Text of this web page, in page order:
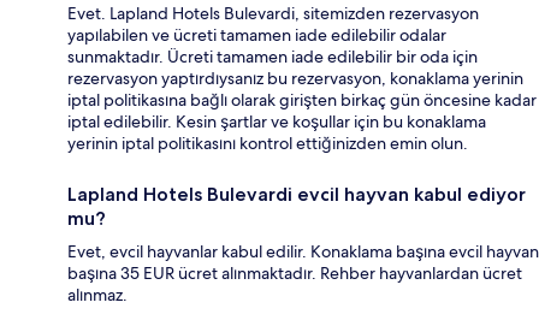
Evet. Lapland Hotels Bulevardi, sitemizden rezervasyon
yapılabilen ve ücreti tamamen iade edilebilir odalar
sunmaktadır. Ücreti tamamen iade edilebilir bir oda için
rezervasyon yaptırdıysanız bu rezervasyon, konaklama yerinin
iptal politikasına bağlı olarak girişten birkaç gün öncesine kadar
iptal edilebilir. Kesin şartlar ve koşullar için bu konaklama
yerinin iptal politikasını kontrol ettiğinizden emin olun.
Lapland Hotels Bulevardi evcil hayvan kabul ediyor
mu?
Evet, evcil hayvanlar kabul edilir. Konaklama başına evcil hayvan
başına 35 EUR ücret alınmaktadır. Rehber hayvanlardan ücret
alınmaz.